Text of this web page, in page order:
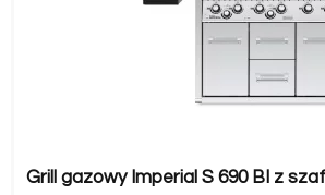
Grill gazowy Imperial S 690 BI z